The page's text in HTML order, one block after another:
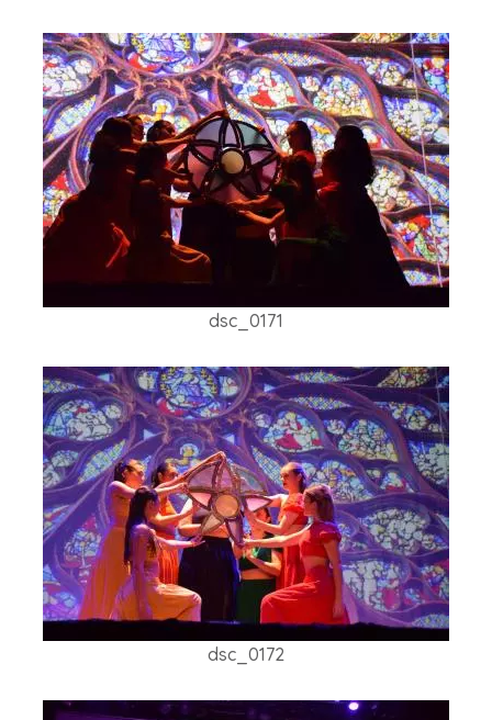
dsc_0171
dsc_0172